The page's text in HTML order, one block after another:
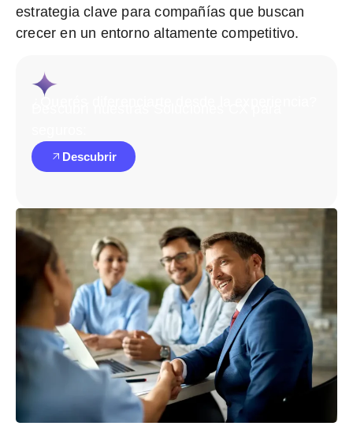
estrategia clave para compañías que buscan
crecer en un entorno altamente competitivo.
¿Querés diferenciarte desde la experiencia?
Descubrir